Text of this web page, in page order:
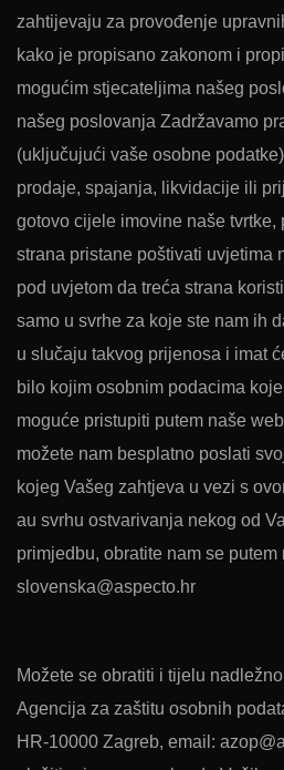
zahtijevaju za provođenje
kako je propisano zakonom i
mogućim stjecateljima našeg
našeg poslovanja Zadržavamo
(uključujući vaše osobne
prodaje, spajanja, likvidacije ili
gotovo cijele imovine naše tvrtke,
strana pristane poštivati uvjetima
pod uvjetom da treća strana
samo u svrhe za koje ste nam ih
u slučaju takvog prijenosa i imat
bilo kojim osobnim podacima
moguće pristupiti putem naše
možete nam besplatno poslati
kojeg Vašeg zahtjeva u vezi s
au svrhu ostvarivanja nekog od
primjedbu, obratite nam se
slovenska@aspecto.hr
Možete se obratiti i tijelu
Agencija za zaštitu osobnih
HR-10000 Zagreb, email: